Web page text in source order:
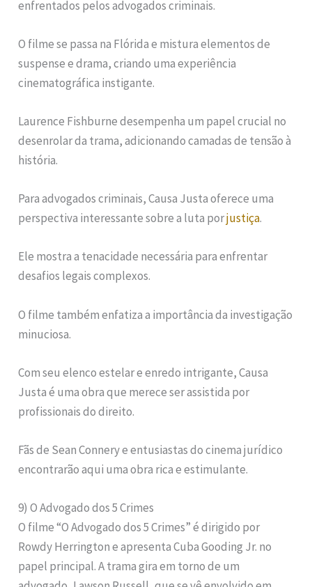
enfrentados pelos advogados criminais.
O filme se passa na Flórida e mistura elementos de
suspense e drama, criando uma experiência
cinematográfica instigante.
Laurence Fishburne desempenha um papel crucial no
desenrolar da trama, adicionando camadas de tensão à
história.
Para advogados criminais, Causa Justa oferece uma
perspectiva interessante sobre a luta porjustiça.
Ele mostra a tenacidade necessária para enfrentar
desafios legais complexos.
O filme também enfatiza a importância da investigação
minuciosa.
Com seu elenco estelar e enredo intrigante, Causa
Justa é uma obra que merece ser assistida por
profissionais do direito.
Fãs de Sean Connery e entusiastas do cinema jurídico
encontrarão aqui uma obra rica e estimulante.
9) O Advogado dos 5 Crimes
O filme “O Advogado dos 5 Crimes” é dirigido por
Rowdy Herrington e apresenta Cuba Gooding Jr. no
papel principal. A trama gira em torno de um